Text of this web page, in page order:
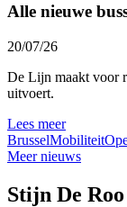
Alle nieuwe
20/07/26
De Lijn maakt voor
uitvoert.
Lees meer
BrusselMobiliteit
Meer nieuws
Stijn De Roo